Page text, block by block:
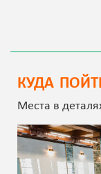
КУДА
Места в